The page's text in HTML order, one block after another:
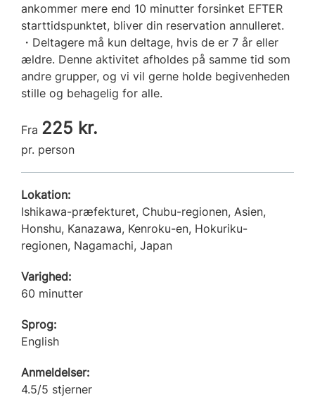
ankommer mere end 10 minutter forsinket EFTER
starttidspunktet, bliver din reservation annulleret.
・Deltagere må kun deltage, hvis de er 7 år eller
ældre. Denne aktivitet afholdes på samme tid som
andre grupper, og vi vil gerne holde begivenheden
stille og behagelig for alle.
Fra 225 kr.
pr. person
Lokation:
Ishikawa-præfekturet, Chubu-regionen, Asien,
Honshu, Kanazawa, Kenroku-en, Hokuriku-
regionen, Nagamachi, Japan
Varighed:
60 minutter
Sprog:
English
Anmeldelser:
4.5/5 stjerner